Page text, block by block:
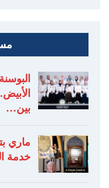
بين…
ماري
خدمة